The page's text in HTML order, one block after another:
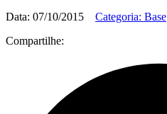
Data: 07/10/2015
Categoria: Base
Compartilhe: